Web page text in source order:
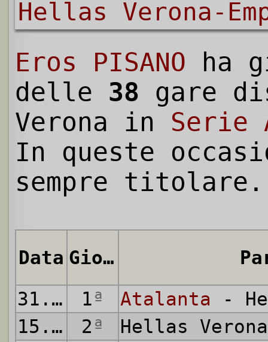
Hellas Verona-
Eros PISANO ha
delle 38 gare
Verona in Serie
In queste
sempre titolare.
Data Giornata
31.08.2014
1ª Atalanta -
15.09.2014
2ª
Hellas